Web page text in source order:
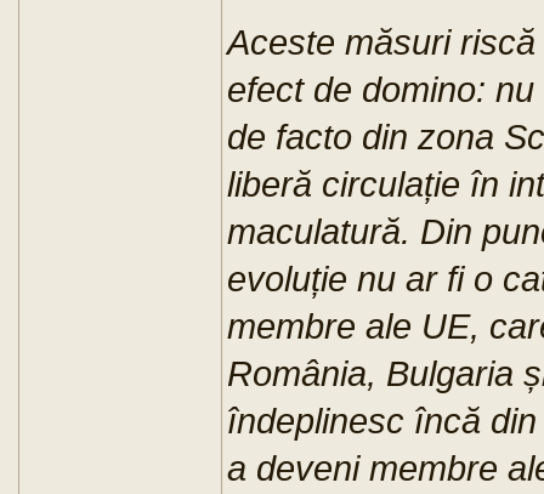
Aceste măsuri
efect de domino:
de facto din zona
liberă circulație în
maculatură. Din
evoluție nu ar fi o
membre ale UE,
România, Bulgaria
îndeplinesc încă
a deveni membre